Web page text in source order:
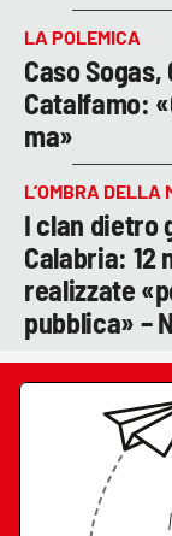
LA POLEMICA
Caso
Catalfamo:
ma»
L’OMBRA DELLA
I clan dietro
Calabria: 12
realizzate
pubblica» –